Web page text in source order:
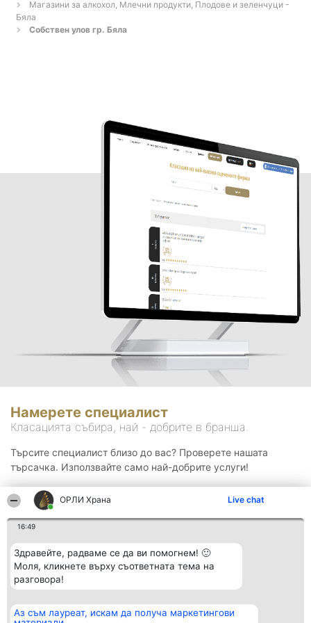
ОРЛИ Храна Live chat
16:49
Здравейте, радваме се да ви помогнем! 🙂
Моля, кликнете върху съответната тема на
разговора!
Аз съм лауреат, искам да получа маркетингови
Магазини за алкохол, Млечни продукти, Плодове и зеленчуци -
Бяла
Собствен улов гр. Бяла
Намерете специалист
Класацията събира, най - добрите в бранша.
Търсите специалист близо до вас? Проверете нашата
търсачка. Използвайте само най-добрите услуги!
Организатор на
Класация Контакти